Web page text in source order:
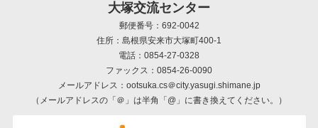
大塚交流センター
郵便番号：692-0042
住所：島根県安来市大塚町400-1
電話：0854-27-0328
ファックス：0854-26-0090
メールアドレス：ootsuka.cs＠city.yasugi.shimane.jp
（メールアドレスの「＠」は半角「@」に書き換えてください。）